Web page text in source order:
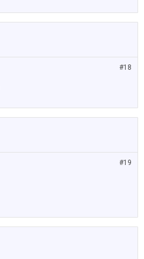
#18
#19